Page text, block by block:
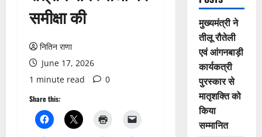
समीक्षा की
नितिन राणा
June 17, 2026
1 minute read
0
Share this:
मुख्यमंत्री ने
तीलू रौतेली
एवं आंगनबाड़ी
कार्यकत्री
पुरस्कार से
मातृशक्ति को
किया
सम्मानित